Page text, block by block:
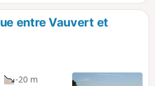
entre Vauvert et
-20 m